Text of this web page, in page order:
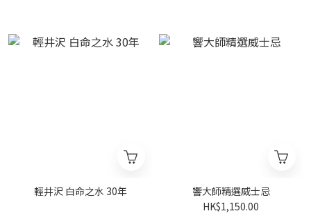
輕井沢 白命之水 30年
響大師精選威士忌
HK$1,150.00